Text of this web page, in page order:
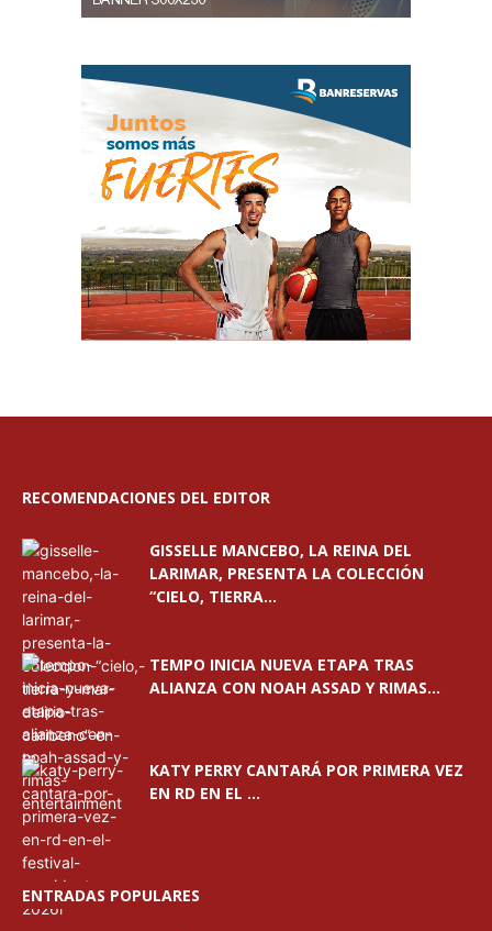
RECOMENDACIONES DEL EDITOR
GISSELLE MANCEBO, LA REINA DEL
LARIMAR, PRESENTA LA COLECCIÓN
“CIELO, TIERRA...
TEMPO INICIA NUEVA ETAPA TRAS
ALIANZA CON NOAH ASSAD Y RIMAS...
KATY PERRY CANTARÁ POR PRIMERA VEZ
EN RD EN EL ...
ENTRADAS POPULARES